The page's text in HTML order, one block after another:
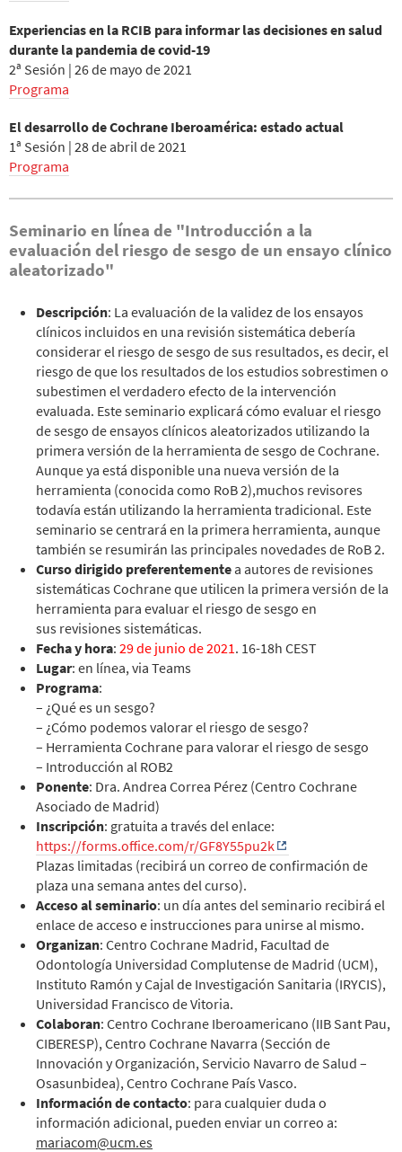
Experiencias en la RCIB para informar las decisiones en salud
durante la pandemia de covid-19
2ª Sesión | 26 de mayo de 2021
Programa
El desarrollo de Cochrane Iberoamérica: estado actual
1ª Sesión | 28 de abril de 2021
Programa
Seminario en línea de "Introducción a la
evaluación del riesgo de sesgo de un ensayo clínico
aleatorizado"
Descripción: La evaluación de la validez de los ensayos
clínicos incluidos en una revisión sistemática debería
considerar el riesgo de sesgo de sus resultados, es decir, el
riesgo de que los resultados de los estudios sobrestimen o
subestimen el verdadero efecto de la intervención
evaluada. Este seminario explicará cómo evaluar el riesgo
de sesgo de ensayos clínicos aleatorizados utilizando la
primera versión de la herramienta de sesgo de Cochrane.
Aunque ya está disponible una nueva versión de la
herramienta (conocida como RoB 2),muchos revisores
todavía están utilizando la herramienta tradicional. Este
seminario se centrará en la primera herramienta, aunque
también se resumirán las principales novedades de RoB 2.
Curso dirigido preferentementea autores de revisiones
sistemáticas Cochrane que utilicen la primera versión de la
herramienta para evaluar el riesgo de sesgo en
sus revisiones sistemáticas.
Fecha y hora: 29 de junio de 2021 . 16-18h CEST
Lugar: en línea, via Teams
Programa:
– ¿Qué es un sesgo?
– ¿Cómo podemos valorar el riesgo de sesgo?
– Herramienta Cochrane para valorar el riesgo de sesgo
– Introducción al ROB2
Ponente: Dra. Andrea Correa Pérez (Centro Cochrane
Asociado de Madrid)
Inscripción: gratuita a través del enlace:
https://forms.office.com/r/GF8Y55pu2k
Plazas limitadas (recibirá un correo de confirmación de
plaza una semana antes del curso).
Acceso al seminario: un día antes del seminario recibirá el
enlace de acceso e instrucciones para unirse al mismo.
Organizan: Centro Cochrane Madrid, Facultad de
Odontología Universidad Complutense de Madrid (UCM),
Instituto Ramón y Cajal de Investigación Sanitaria (IRYCIS),
Universidad Francisco de Vitoria.
Colaboran: Centro Cochrane Iberoamericano (IIB Sant Pau,
CIBERESP), Centro Cochrane Navarra (Sección de
Innovación y Organización, Servicio Navarro de Salud –
Osasunbidea), Centro Cochrane País Vasco.
Información de contacto: para cualquier duda o
información adicional, pueden enviar un correo a:
mariacom@ucm.es